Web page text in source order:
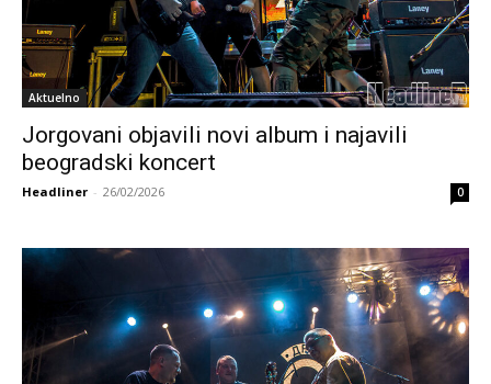
Aktuelno
Jorgovani objavili novi album i najavili
beogradski koncert
Headliner - 26/02/2026 0